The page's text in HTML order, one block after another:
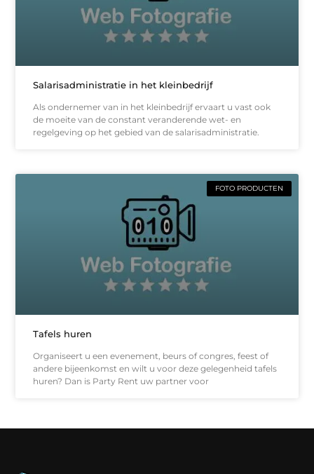
Salarisadministratie in het kleinbedrijf
Als ondernemer van in het kleinbedrijf ervaart u vast ook
de moeite van de constant veranderende wet- en
regelgeving op het gebied van de salarisadministratie.
FOTO PRODUCTEN
Tafels huren
Organiseert u een evenement, beurs of congres, feest of
andere bijeenkomst en wilt u voor deze gelegenheid tafels
huren? Dan is Party Rent uw partner voor